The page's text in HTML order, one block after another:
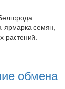
ярмарка семян,
растений.
обмена